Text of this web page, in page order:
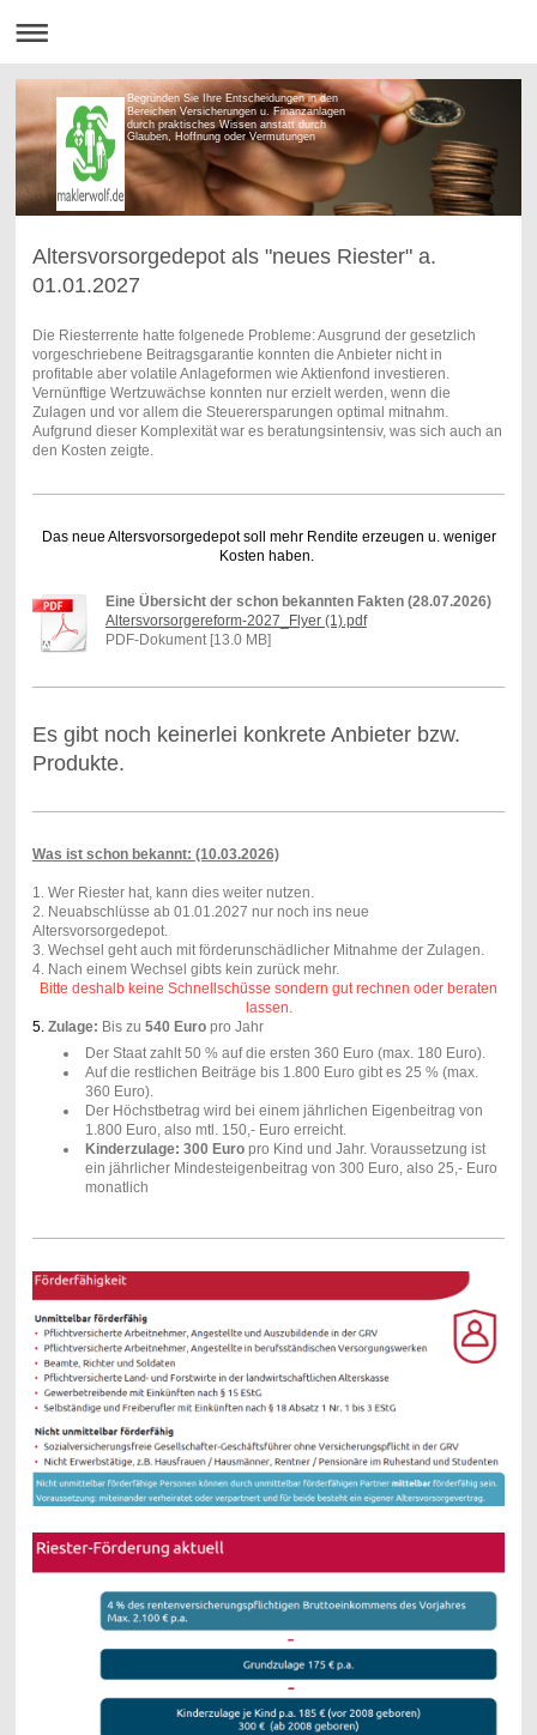
Begründen Sie Ihre Entscheidungen in den
Bereichen Versicherungen u. Finanzanlagen
durch praktisches Wissen anstatt durch
Glauben, Hoffnung oder Vermutungen
Altersvorsorgedepot als "neues Riester" a.
01.01.2027
Die Riesterrente hatte folgenede Probleme: Ausgrund der gesetzlich
vorgeschriebene Beitragsgarantie konnten die Anbieter nicht in
profitable aber volatile Anlageformen wie Aktienfond investieren.
Vernünftige Wertzuwächse konnten nur erzielt werden, wenn die
Zulagen und vor allem die Steuerersparungen optimal mitnahm.
Aufgrund dieser Komplexität war es beratungsintensiv, was sich auch an
den Kosten zeigte.
Das neue Altersvorsorgedepot soll mehr Rendite erzeugen u. weniger
Kosten haben.
Eine Übersicht der schon bekannten Fakten (28.07.2026)
Altersvorsorgereform-2027_Flyer (1).pdf
PDF-Dokument [13.0 MB]
Es gibt noch keinerlei konkrete Anbieter bzw.
Produkte.
Was ist schon bekannt: (10.03.2026)
1. Wer Riester hat, kann dies weiter nutzen.
2. Neuabschlüsse ab 01.01.2027 nur noch ins neue
Altersvorsorgedepot.
3. Wechsel geht auch mit förderunschädlicher Mitnahme der Zulagen.
4. Nach einem Wechsel gibts kein zurück mehr.
Bitte deshalb keine Schnellschüsse sondern gut rechnen oder beraten
lassen.
5. Zulage: Bis zu 540 Europro Jahr
Der Staat zahlt 50 % auf die ersten 360 Euro (max. 180 Euro).
Auf die restlichen Beiträge bis 1.800 Euro gibt es 25 % (max.
360 Euro).
Der Höchstbetrag wird bei einem jährlichen Eigenbeitrag von
1.800 Euro, also mtl. 150,- Euro erreicht.
Kinderzulage: 300 Europro Kind und Jahr. Voraussetzung ist
ein jährlicher Mindesteigenbeitrag von 300 Euro, also 25,- Euro
monatlich